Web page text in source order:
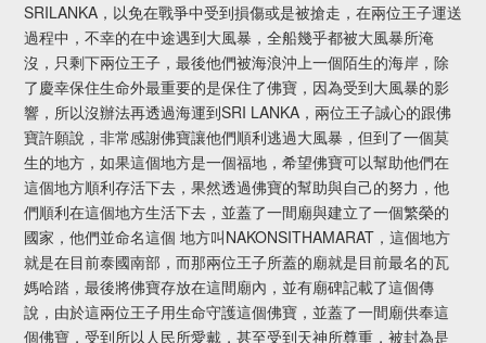
SRILANKA，以免在戰爭中受到損傷或是被搶走，在兩位王子運送
過程中，不幸的在中途遇到大風暴，全船幾乎都被大風暴所淹
沒，只剩下兩位王子，最後他們被海浪沖上一個陌生的海岸，除
了慶幸保住生命外最重要的是保住了佛寶，因為受到大風暴的影
響，所以沒辦法再透過海運到SRI LANKA，兩位王子誠心的跟佛
寶許願說，非常感謝佛寶讓他們順利逃過大風暴，但到了一個莫
生的地方，如果這個地方是一個福地，希望佛寶可以幫助他們在
這個地方順利存活下去，果然透過佛寶的幫助與自己的努力，他
們順利在這個地方生活下去，並蓋了一間廟與建立了一個繁榮的
國家，他們並命名這個 地方叫NAKONSITHAMARAT，這個地方
就是在目前泰國南部，而那兩位王子所蓋的廟就是目前最名的瓦
媽哈踏，最後將佛寶存放在這間廟內，並有廟碑記載了這個傳
說，由於這兩位王子用生命守護這個佛寶，並蓋了一間廟供奉這
個佛寶，受到所以人民所愛戴，甚至受到天神所尊重，被封為是